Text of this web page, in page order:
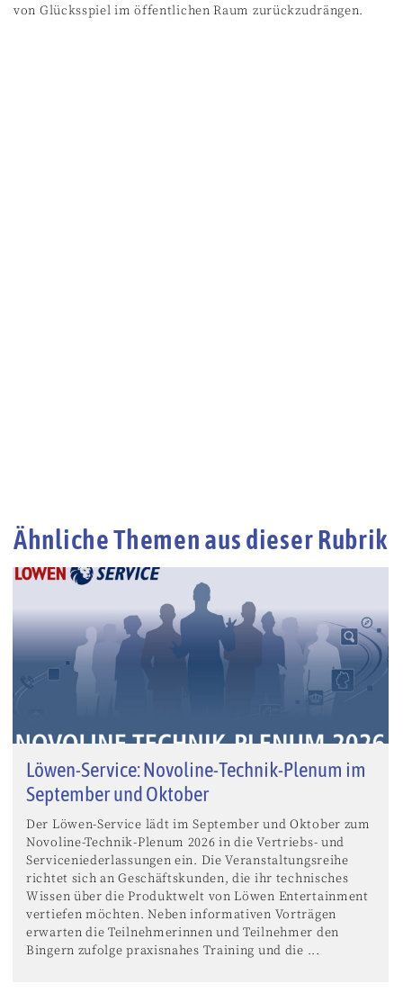
von Glücksspiel im öffentlichen Raum zurückzudrängen.
Ähnliche Themen aus dieser Rubrik
Löwen-Service: Novoline-Technik-Plenum im
September und Oktober
Der Löwen-Service lädt im September und Oktober zum
Novoline-Technik-Plenum 2026 in die Vertriebs- und
Serviceniederlassungen ein. Die Veranstaltungsreihe
richtet sich an Geschäftskunden, die ihr technisches
Wissen über die Produktwelt von Löwen Entertainment
vertiefen möchten. Neben informativen Vorträgen
erwarten die Teilnehmerinnen und Teilnehmer den
Bingern zufolge praxisnahes Training und die ...